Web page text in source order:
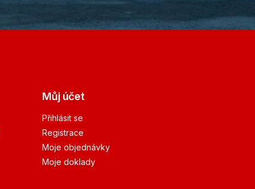
Můj účet
Přihlásit se
Registrace
Moje objednávky
Moje doklady